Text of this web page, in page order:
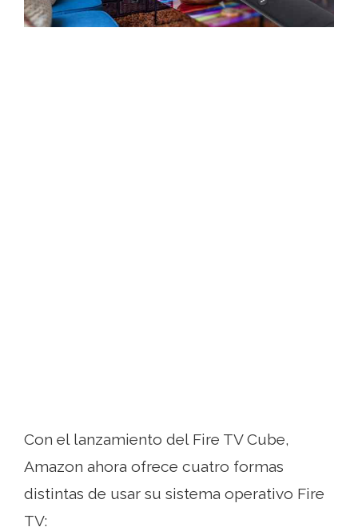
Con el lanzamiento del Fire TV Cube,
Amazon ahora ofrece cuatro formas
distintas de usar su sistema operativo Fire
TV: